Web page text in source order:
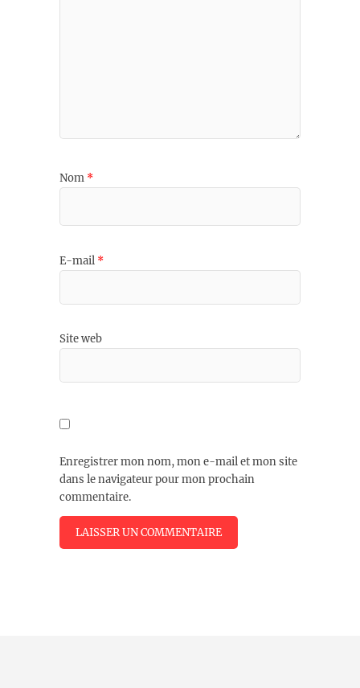
Nom *
E-mail *
Site web
Enregistrer mon nom, mon e-mail et mon site
dans le navigateur pour mon prochain
commentaire.